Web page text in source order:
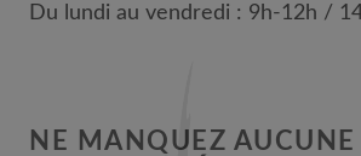
Du lundi au vendredi : 9h-12h /
NE MANQUEZ AUCUNE